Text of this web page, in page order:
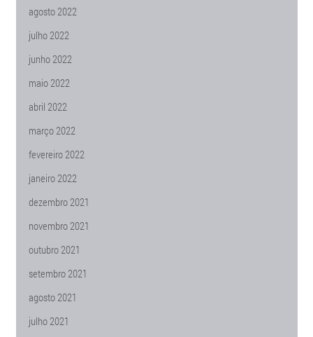
agosto 2022
julho 2022
junho 2022
maio 2022
abril 2022
março 2022
fevereiro 2022
janeiro 2022
dezembro 2021
novembro 2021
outubro 2021
setembro 2021
agosto 2021
julho 2021